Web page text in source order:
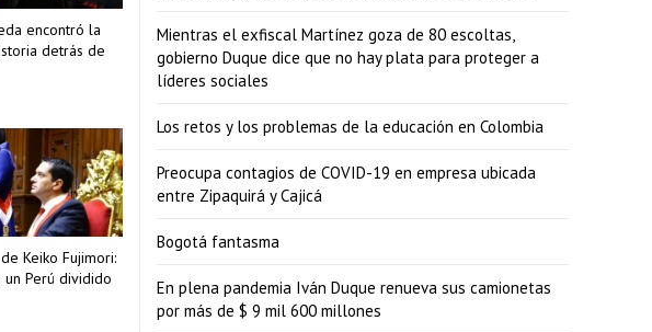
encontró la
detrás de
Keiko Fujimori:
Perú dividido
Mientras el exfiscal Martínez goza de 80 escoltas,
gobierno Duque dice que no hay plata para proteger a
líderes sociales
Los retos y los problemas de la educación en Colombia
Preocupa contagios de COVID-19 en empresa ubicada
entre Zipaquirá y Cajicá
Bogotá fantasma
En plena pandemia Iván Duque renueva sus camionetas
por más de $ 9 mil 600 millones